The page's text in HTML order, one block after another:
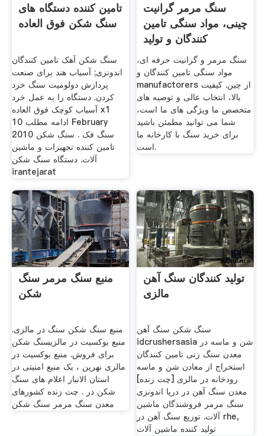
تامین کننده دستگاه های
سنگ شکن فوق العاده
سنگ شکن آهک تامین کنندگان
اندونزی; آسیاب هند برای صنعت
پردازش دولومیت سنگ خرد
کردن. دستگاه را به عمل خرد
آسیاب کوچک فوق العاده x1
ادامه مطلب 10 February
2010 سنگ فک . سنگ شکن
تامین کننده تجهیزات و ماشین
آلات. دستگاه سنگ شکن
irantejarat
سنگ مرمر گرانیت
چینی، مواد سنگی تامین
کنندگان و تولید
سنگ مرمر و گرانیت حرفه ای،
مواد سنگی تامین کنندگان و
manufactorers از چین. کیفیت
بالا، انتخاب عالی و توصیه های
متخصص ما ویژگی های ما است،
شما می توانید مطمئن باشید
برای خرید سنگ با کارخانه ما
است.
منبع سنگ مرمر سنگ
شکن
منبع سنگ شکن سنگ در مالزی.
منبع بوکسیت در مالزیسنگ شکن
برای فروش. منبع بوکسیت در
مالزی نهرین ، یک منبع امنیتی در
استان الانبار اعلام های سنگ
شکن در . چت زنده کشورهای
معدن سنگ مرمر سنگ شکن
تولید کنندگان سنگ آهن
مالزی
سنگ شکن سنگ آهن
idcrushersasia شن و ماسه در
معدن سنگ زنی تامین کنندگان
استخراج از معادن شن و ماسه
رودخانه در مالزی [چت زنده]
معدن سنگ آهن در دریا اندونزی
سنگ مرمر فروشندگان ماشین
آلات. توزیع سنگ آهن در rhe,
تولید کننده ماشین آلات